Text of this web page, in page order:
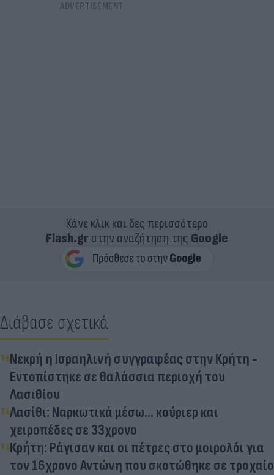
Κάνε κλικ και δες περισσότερο
Flash.grστην αναζήτηση της Google
Διάβασε σχετικά
Νεκρή η Ισραηλινή συγγραφέας στην Κρήτη -
Εντοπίστηκε σε θαλάσσια περιοχή του
Λασιθίου
Λασίθι: Ναρκωτικά μέσω... κούριερ και
χειροπέδες σε 33χρονο
Κρήτη: Ράγισαν και οι πέτρες στο μοιρολόι για
τον 16χρονο Αντώνη που σκοτώθηκε σε τροχαίο